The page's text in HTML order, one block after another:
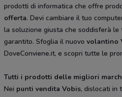
prodotti di informatica che offre
offerta. Devi cambiare il tuo
la soluzione giusta che soddisferà le
garantito. Sfoglia il nuovo volantino
DoveConviene.it, e scopri tutte le
Tutti i prodotti delle migliori
Nei punti vendita Vobis, dislocati in